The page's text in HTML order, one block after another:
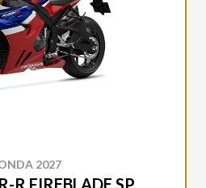
2027